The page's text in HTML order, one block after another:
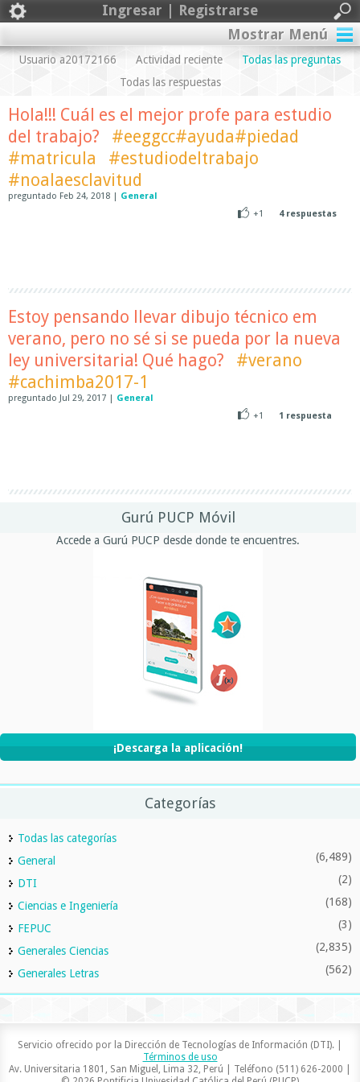
Ingresar | Registrarse
Mostrar Menú
Usuario a20172166 Actividad reciente
Todas las preguntas
Todas las respuestas
Hola!!! Cuál es el mejor profe para estudio
del trabajo?
#eeggcc#ayuda#piedad
#matricula
#estudiodeltrabajo
#noalaesclavitud
preguntado Feb 24, 2018 | General
+1
4respuestas
Estoy pensando llevar dibujo técnico em
verano, pero no sé si se pueda por la nueva
ley universitaria! Qué hago?
#verano
#cachimba2017-1
preguntado Jul 29, 2017 | General
+1
1 respuesta
Gurú PUCP Móvil
Accede a Gurú PUCP desde donde te encuentres.
¡Descarga la aplicación!
Categorías
Todas las categorías
General
(6,489)
DTI (2)
Ciencias e Ingeniería (168)
FEPUC (3)
Generales Ciencias (2,835)
Generales Letras (562)
Servicio ofrecido por la Dirección de Tecnologías de Información (DTI). |
Términos de uso
Av. Universitaria 1801, San Miguel, Lima 32, Perú | Teléfono (511) 626-2000 |